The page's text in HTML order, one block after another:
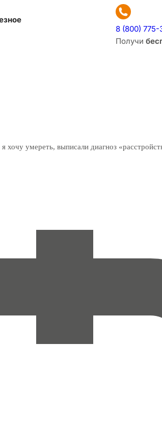
8 (800)
Получи
умереть, выписали диагноз